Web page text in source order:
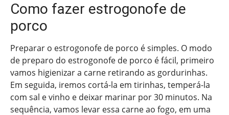
Como fazer estrogonofe de
porco
Preparar o estrogonofe de porco é simples. O modo
de preparo do estrogonofe de porco é fácil, primeiro
vamos higienizar a carne retirando as gordurinhas.
Em seguida, iremos cortá-la em tirinhas, temperá-la
com sal e vinho e deixar marinar por 30 minutos. Na
sequência, vamos levar essa carne ao fogo, em uma